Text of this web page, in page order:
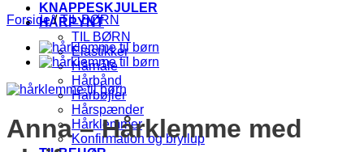
KNAPPESKJULER
HÅRPYNT
TIL BØRN
Elastikker
Hårnåle
Hårbånd
Hårbøjler
Hårspænder
Hårklemmer
Konfirmation og bryllup
Forside / TIL BØRN
Anna – Hårklemme med